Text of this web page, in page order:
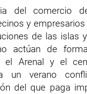
del comercio
y
de las islas
actúan de
el Arenal y el
un verano
del que paga